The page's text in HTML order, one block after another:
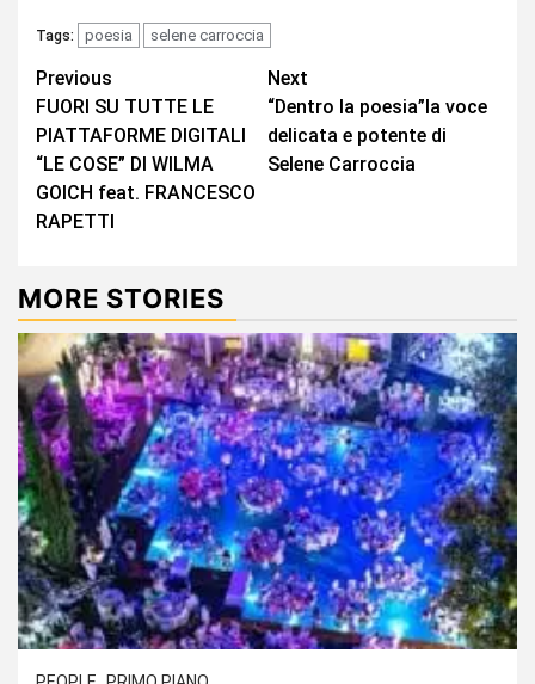
Tags: poesia selene carroccia
Continue
Reading
Previous
FUORI SU TUTTE LE
PIATTAFORME DIGITALI
“LE COSE” DI WILMA
GOICH feat. FRANCESCO
RAPETTI
Next
“Dentro la poesia”la voce
delicata e potente di
Selene Carroccia
MORE STORIES